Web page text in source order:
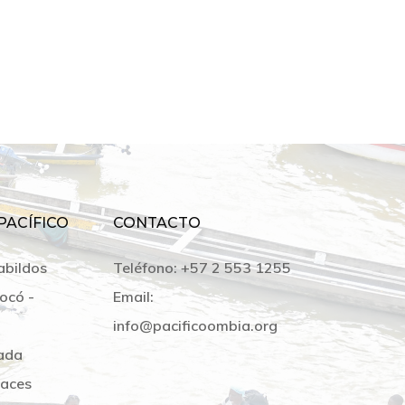
-
CONTACTO
Teléfono: +57 2 553 1255
Email:
info@pacificoombia.org